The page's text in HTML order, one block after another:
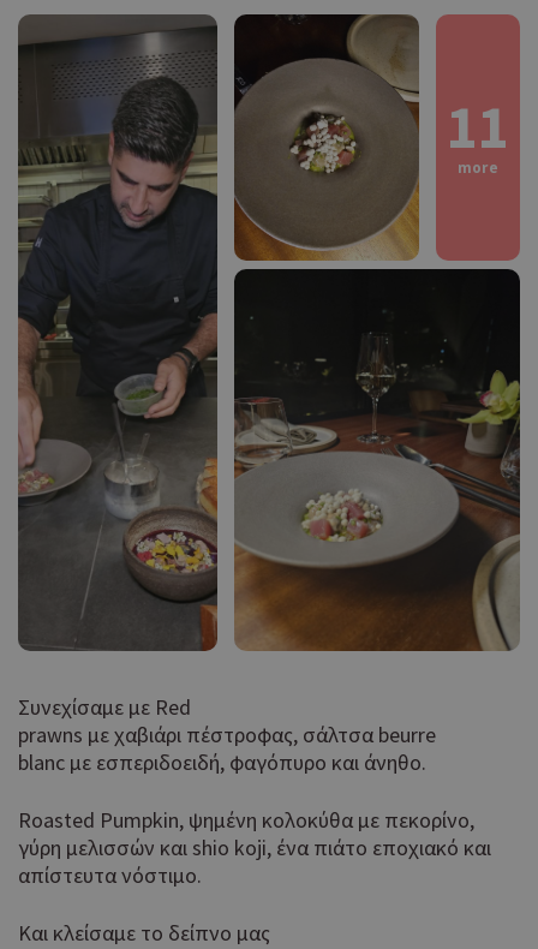
11
more
Συνεχίσαμε με Red
prawns με χαβιάρι πέστροφας, σάλτσα beurre
blanc με εσπεριδοειδή, φαγόπυρο και άνηθο.
Roasted Pumpkin, ψημένη κολοκύθα με πεκορίνο,
γύρη μελισσών και shio koji, ένα πιάτο εποχιακό και
απίστευτα νόστιμο.
Και κλείσαμε το δείπνο μας